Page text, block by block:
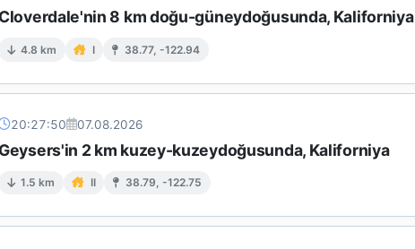
Cloverdale'nin 8 km doğu-güneydoğusunda, Kaliforniya
4.8 km I 38.77, -122.94
20:27:50 07.08.2026
Geysers'in 2 km kuzey-kuzeydoğusunda, Kaliforniya
1.5 km II 38.79, -122.75